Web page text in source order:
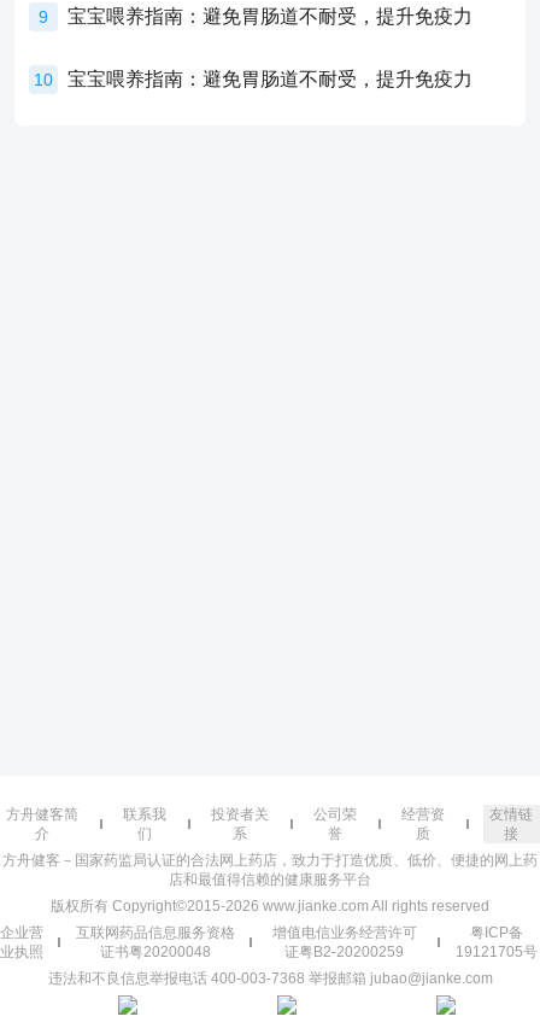
9 宝宝喂养指南：避免胃肠道不耐受，提升免疫力
10 宝宝喂养指南：避免胃肠道不耐受，提升免疫力
方舟健客简
介
联系我
们
投资者关
系
公司荣
誉
经营资
质
友情链
接
方舟健客－国家药监局认证的合法网上药店，致力于打造优质、低价、便捷的网上药
店和最值得信赖的健康服务平台
版权所有 Copyright©2015-2026 www.jianke.com All rights reserved
企业营
业执照
互联网药品信息服务资格
证书粤20200048
增值电信业务经营许可
证粤B2-20200259
粤ICP备
19121705号
违法和不良信息举报电话 400-003-7368 举报邮箱 jubao@jianke.com